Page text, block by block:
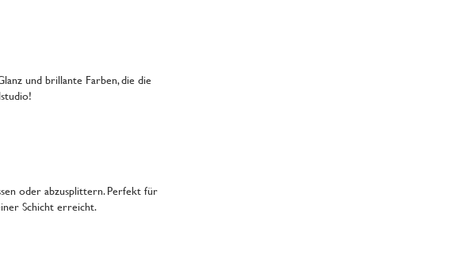
und brillante Farben, die die
oder abzusplittern. Perfekt für
Schicht erreicht.